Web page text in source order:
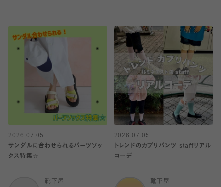
2026.07.05
サンダルに合わせられるパーツソッ
クス特集☆
靴下屋
2026.07.05
トレンドのカプリパンツ staffリアル
コーデ
靴下屋